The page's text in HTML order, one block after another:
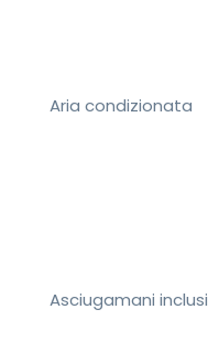
Aria condizionata
Asciugamani inclusi